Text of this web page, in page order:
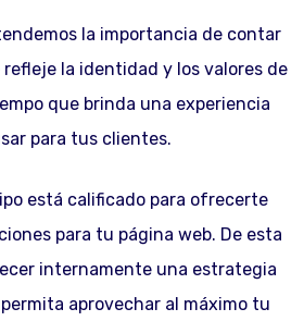
la importancia de contar
la identidad y los valores de
que brinda una experiencia
para tus clientes.
está calificado para ofrecerte
para tu página web. De esta
internamente una estrategia
aprovechar al máximo tu